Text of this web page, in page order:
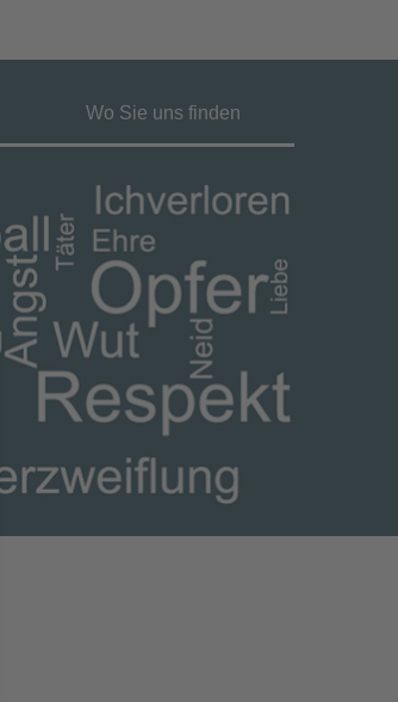
Wo Sie uns finden